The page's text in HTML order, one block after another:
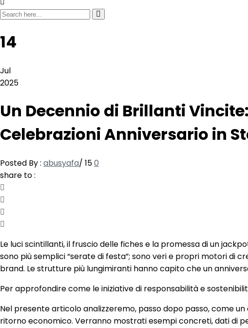
14
Jul
2025
Un Decennio di Brillanti
Celebrazioni Anniversario in
Posted By : abusyafa/ 150
share to :
Le luci scintillanti, il fruscio delle fiches e la promessa di un
sono più semplici “serate di festa”; sono veri e propri motori di
brand. Le strutture più lungimiranti hanno capito che un
Per approfondire come le iniziative di responsabilità e
Nel presente articolo analizzeremo, passo dopo passo, come
ritorno economico. Verranno mostrati esempi concreti, dati di